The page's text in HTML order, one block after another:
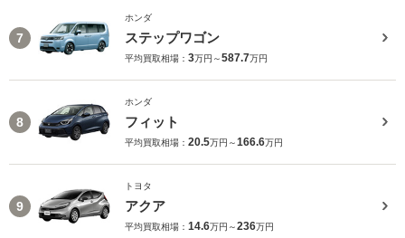
7
ホンダ
ステップワゴン
平均買取相場： 3万円～587.7万円
8
ホンダ
フィット
平均買取相場： 20.5万円～166.6万円
9
トヨタ
アクア
平均買取相場： 14.6万円～236万円